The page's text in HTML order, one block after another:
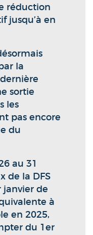
réduction
jusqu’à en
la
sortie
les
pas encore
du
au 31
de la DFS
janvier de
à
en 2025,
du 1er